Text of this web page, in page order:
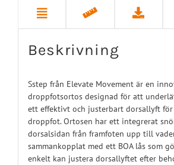
Beskrivning
Sstep från Elevate Movement är en
droppfotsortos designad för att
ett effektivt och justerbart dorsallyft för
droppfot. Ortosen har ett integrerat
dorsalsidan från framfoten upp till
sammankopplat med ett BOA lås som
enkelt kan justera dorsallyftet efter